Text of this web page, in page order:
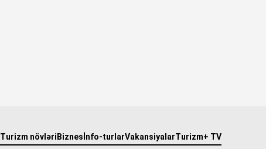
Turizm növləri Biznes İnfo-turlarVakansiyalarTurizm+ TV